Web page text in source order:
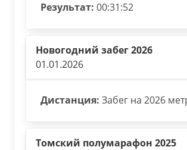
Результат: 00:31:52
Новогодний забег 2026
01.01.2026
Дистанция: Забег на 2026
Томский полумарафон 2025